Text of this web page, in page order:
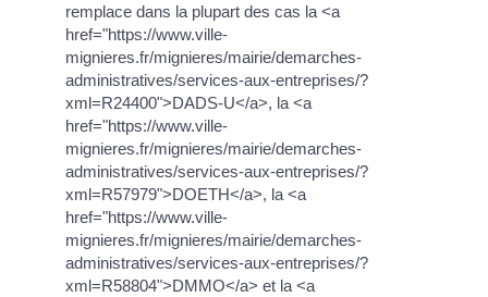
remplace dans la plupart des cas la <a
href="https://www.ville-
mignieres.fr/mignieres/mairie/demarches-
administratives/services-aux-entreprises/?
xml=R24400">DADS-U</a>, la <a
href="https://www.ville-
mignieres.fr/mignieres/mairie/demarches-
administratives/services-aux-entreprises/?
xml=R57979">DOETH</a>, la <a
href="https://www.ville-
mignieres.fr/mignieres/mairie/demarches-
administratives/services-aux-entreprises/?
xml=R58804">DMMO</a> et la <a